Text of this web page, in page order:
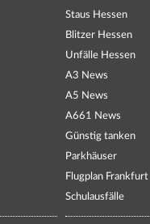
Staus Hessen
Blitzer Hessen
Unfälle Hessen
A3 News
A5 News
A661 News
Günstig tanken
Parkhäuser
Flugplan Frankfurt
Schulausfälle